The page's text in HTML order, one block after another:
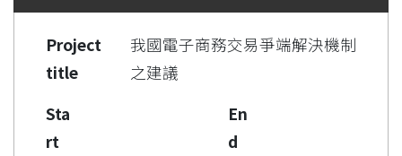
Project
title
我國電子商務交易爭端解決機制
之建議
Sta
rt
En
d